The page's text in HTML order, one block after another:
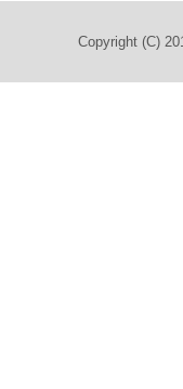
Copyright (C)